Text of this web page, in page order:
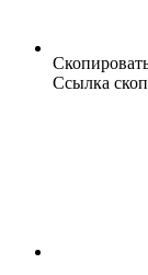
Ссылка